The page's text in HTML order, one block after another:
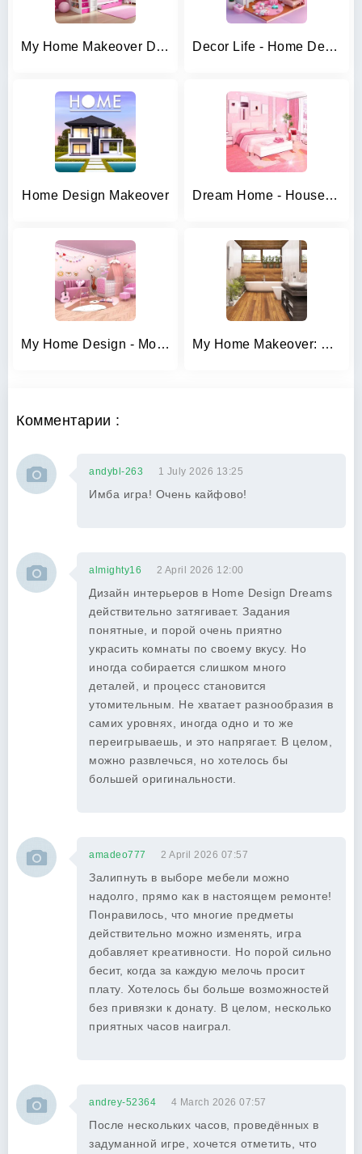
My Home Makeover Design: Games Decor Life - Home Design Game
Home Design Makeover Dream Home - House Design
My Home Design - Modern City My Home Makeover: House Design
Комментарии :
andybl-263 1 July 2026 13:25
Имба игра! Очень кайфово!
almighty16 2 April 2026 12:00
Дизайн интерьеров в Home Design Dreams
действительно затягивает. Задания
понятные, и порой очень приятно
украсить комнаты по своему вкусу. Но
иногда собирается слишком много
деталей, и процесс становится
утомительным. Не хватает разнообразия в
самих уровнях, иногда одно и то же
переигрываешь, и это напрягает. В целом,
можно развлечься, но хотелось бы
большей оригинальности.
amadeo777 2 April 2026 07:57
Залипнуть в выборе мебели можно
надолго, прямо как в настоящем ремонте!
Понравилось, что многие предметы
действительно можно изменять, игра
добавляет креативности. Но порой сильно
бесит, когда за каждую мелочь просит
плату. Хотелось бы больше возможностей
без привязки к донату. В целом, несколько
приятных часов наиграл.
andrey-52364 4 March 2026 07:57
После нескольких часов, проведённых в
задуманной игре, хочется отметить, что